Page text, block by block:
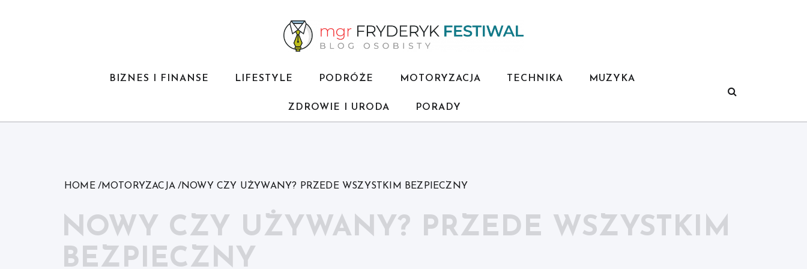
BIZNES I FINANSE LIFESTYLE PODRÓŻE MOTORYZACJA TECHNIKA MUZYKA
ZDROWIE I URODA PORADY
HOME MOTORYZACJA NOWY CZY UŻYWANY? PRZEDE WSZYSTKIM BEZPIECZNY
NOWY CZY UŻYWANY? PRZEDE WSZYSTKIM
BEZPIECZNY